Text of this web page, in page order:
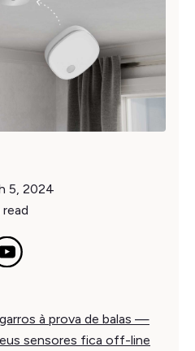
5, 2024
read
à prova de balas —
sensores fica off-line